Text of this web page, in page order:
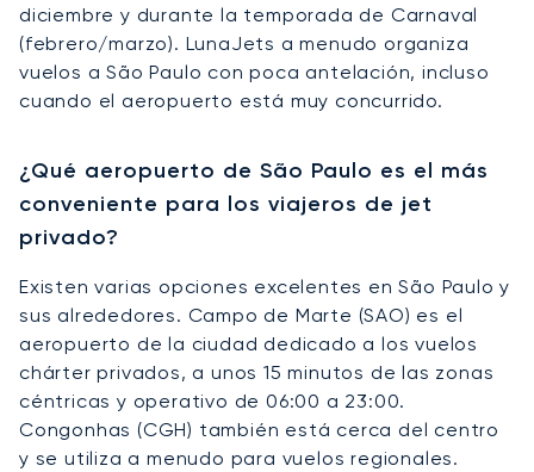
diciembre y durante la temporada de Carnaval
(febrero/marzo). LunaJets a menudo organiza
vuelos a São Paulo con poca antelación, incluso
cuando el aeropuerto está muy concurrido.
¿Qué aeropuerto de São Paulo es el más
conveniente para los viajeros de jet
privado?
Existen varias opciones excelentes en São Paulo y
sus alrededores. Campo de Marte (SAO) es el
aeropuerto de la ciudad dedicado a los vuelos
chárter privados, a unos 15 minutos de las zonas
céntricas y operativo de 06:00 a 23:00.
Congonhas (CGH) también está cerca del centro
y se utiliza a menudo para vuelos regionales.